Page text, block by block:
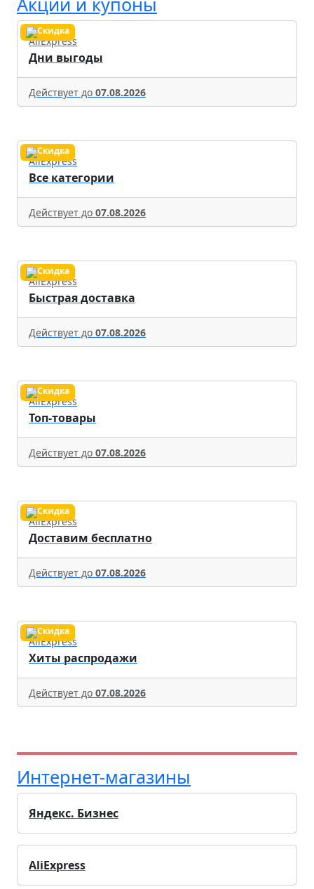
AliExpress
Дни выгоды
Действует до 07.08.2026
AliExpress
Все категории
Действует до 07.08.2026
AliExpress
Быстрая доставка
Действует до 07.08.2026
AliExpress
Топ-товары
Действует до 07.08.2026
AliExpress
Доставим бесплатно
Действует до 07.08.2026
AliExpress
Хиты распродажи
Действует до 07.08.2026
Интернет-магазины
Яндекс. Бизнес
AliExpress